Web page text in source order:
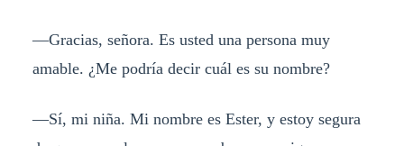
—Gracias, señora. Es usted una persona muy
amable. ¿Me podría decir cuál es su nombre?
—Sí, mi niña. Mi nombre es Ester, y estoy segura